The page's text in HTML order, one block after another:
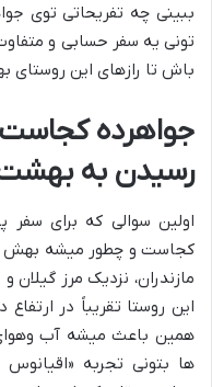
ببینی چه تفریحاتی توی
تونی یه سفر حسابی و
باش تا رازهای این
جواهرده
رسیدن به
اولین سوالی که برای سفر
کجاست و چطور میشه بهش
مازندران، نزدیک مرز
این روستا تقریباً در
همین باعث میشه آب
ها بتونی تجربه